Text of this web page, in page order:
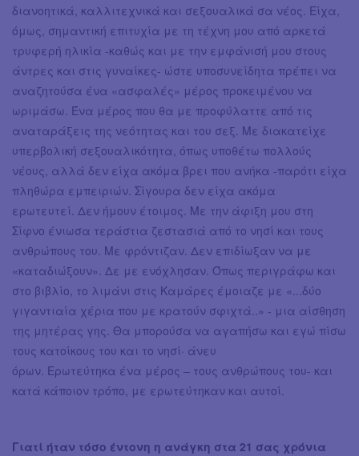
διανοητικά, καλλιτεχνικά και σεξουαλικά σα νέος. Είχα,
όμως, σημαντική επιτυχία με τη τέχνη μου από αρκετά
τρυφερή ηλικία -καθώς και με την εμφάνισή μου στους
άντρες και στις γυναίκες- ώστε υποσυνείδητα πρέπει να
αναζητούσα ένα «ασφαλές» μέρος προκειμένου να
ωριμάσω. Ένα μέρος που θα με προφύλαττε από τις
αναταράξεις της νεότητας και του σεξ. Με διακατείχε
υπερβολική σεξουαλικότητα, όπως υποθέτω πολλούς
νέους, αλλά δεν είχα ακόμα βρει που ανήκα -παρότι είχα
πληθώρα εμπειριών. Σίγουρα δεν είχα ακόμα
ερωτευτεί. Δεν ήμουν έτοιμος. Με την άφιξη μου στη
Σίφνο ένιωσα τεράστια ζεστασιά από το νησί και τους
ανθρώπους του. Με φρόντιζαν. Δεν επιδίωξαν να με
«καταδιώξουν». Δε με ενόχλησαν. Όπως περιγράφω και
στο βιβλίο, το λιμάνι στις Καμάρες έμοιαζε με «...δύο
γιγαντιαία χέρια που με κρατούν σφιχτά..» - μια αίσθηση
της μητέρας γης. Θα μπορούσα να αγαπήσω και εγώ πίσω
τους κατοίκους του και το νησί· άνευ
όρων. Ερωτεύτηκα ένα μέρος – τους ανθρώπους του- και
κατά κάποιον τρόπο, με ερωτεύτηκαν και αυτοί.
Γιατί ήταν τόσο έντονη η ανάγκη στα 21 σας χρόνια